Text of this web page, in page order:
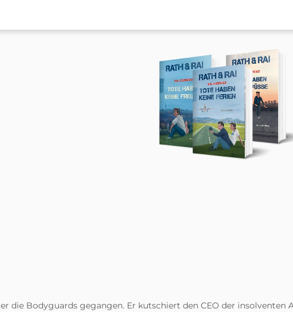
die Bodyguards gegangen. Er kutschiert den CEO der insolventen